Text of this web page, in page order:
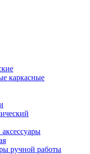
каркасные
ручной работы